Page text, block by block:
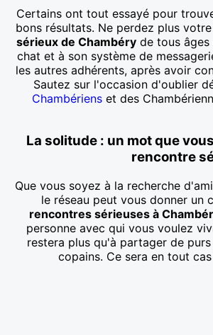
Certains ont tout essayé pour
bons résultats. Ne perdez plus
sérieux de Chambéry de tous âges
chat et à son système de
les autres adhérents, après avoir
Sautez sur l'occasion d'oublier
Chambérienset des
La solitude : un mot que
rencontre
Que vous soyez à la recherche
le réseau peut vous donner un
rencontres sérieuses à
personne avec qui vous voulez
restera plus qu'à partager de
copains. Ce sera en tout